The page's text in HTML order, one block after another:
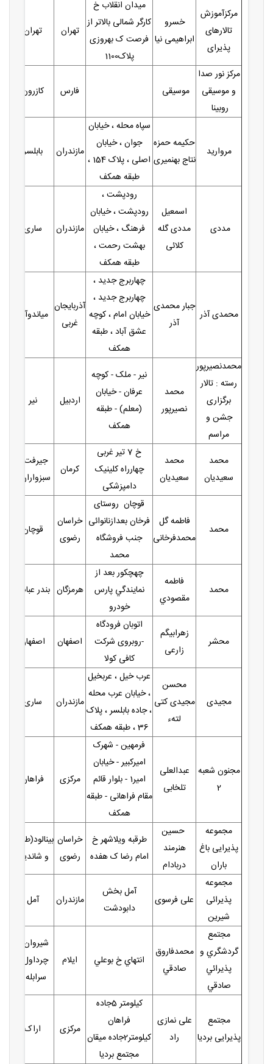
مرکزآموزش
تالارهای
پذیرای
خسرو
ابراهیمی نیا
میدان انقلاب خ
کارگر شمالی بالاتر از
فرصت ک بهروزی
پلاک1100
تهران تهران
مرکز نور صدا
و موسیقی
روبینا
موسیقی فارس کازرون
مروارید
حکیمه حمزه
نتاج بهنمیری
سپاه محله ، خیابان
جوان ، خیابان
اصلی ، پلاک 154 ،
طبقه همکف
مازندران بابلسر
مددی
اسمعیل
مددی گله
کلائی
رودپشت ،
رودپشت ، خیابان
فرهنگ ، خیابان
بهشت رحمت ،
طبقه همکف
مازندران ساری
محمدی آذر
جبار محمدی
آذر
چهاربرج جدید ،
چهاربرج جدید ،
خیابان امام ، کوچه
عشق آباد ، طبقه
همکف
آذربایجان
غربی
میاندوآب
محمدنصیرپور
رسته : تالار
برگزاری
جشن و
مراسم
محمد
نصیرپور
نیر - ملک - کوچه
عرفان - خیابان
(معلم) - طبقه
همکف
اردبیل نیر
محمد
سعیدیان
محمد
سعیدیان
خ 7 تیر غربی
چهارراه کلینیک
دامپزشکی
کرمان
جیرفت (
سبزواران )
محمد
فاطمه گل
محمدفرخانی
قوچان روستای
فرخان بعدازنانوائی
جنب فروشگاه
محمد
خراسان
رضوی
قوچان
محمد
فاطمه
مقصودي
چهچكور بعد از
نمايندگي پارس
خودرو
هرمزگان بندر عباس
محشر
زهرابیگم
زارعی
اتوبان فرودگاه
-روبروی شرکت
کافی کولا
اصفهان اصفهان
مجیدی
محسن
مجیدی کتی
لتهء
عرب خیل ، عربخیل
، خیابان عرب محله
، جاده بابلسر ، پلاک
36 ، طبقه همکف
مازندران ساری
مجنون شعبه
2
عبدالعلی
تلخابی
فرمهین - شهرک
امیرکبیر - خیابان
امیر1 - بلوار قائم
مقام فراهانی - طبقه
همکف
مرکزی فراهان
مجموعه
پذیرایی باغ
باران
حسین
هنرمند
دربادام
طرقبه ویلاشهر خ
امام رضا ک هفده
خراسان
رضوی
بینالود(طرقبه
و شاندیز)
مجموعه
پذیرائی
شیرین
علی فرسوی
آمل بخش
دابودشت
مازندران آمل
مجتمع
گردشگري و
پذيرائي
صادقي
محمدفاروق
صادقي
انتهاي خ بوعلي ایلام
شیروان و
چرداول (
سرابله )
مجتمع
پذیرایی بردیا
علی نمازی
راد
کیلومتر 5جاده
فراهان
کیلومتر2جاده میقان
مجتمع بردیا
مرکزی اراک